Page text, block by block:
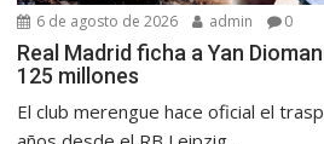
6 de agosto de 2026 admin 0
Real Madrid ficha a Yan
125 millones
El club merengue hace oficial el